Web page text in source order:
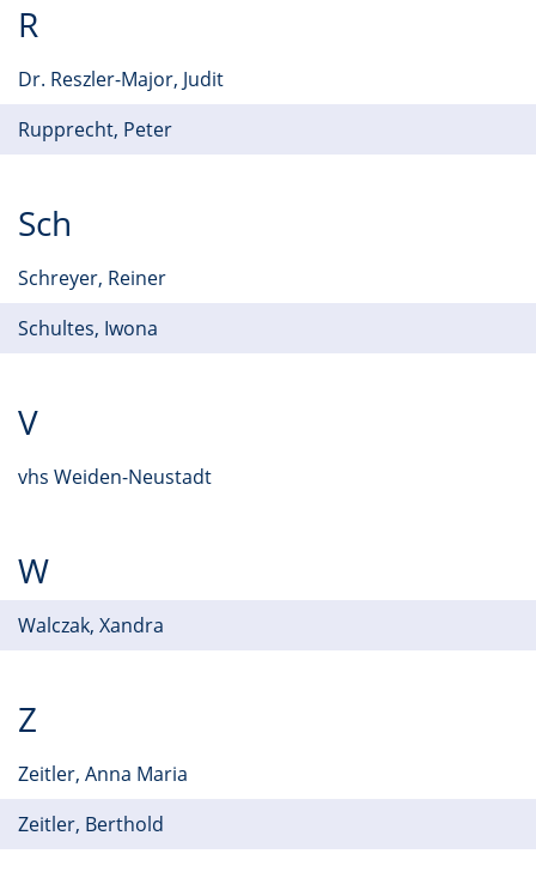
R
Dr. Reszler-Major, Judit
Rupprecht, Peter
Sch
Schreyer, Reiner
Schultes, Iwona
V
vhs Weiden-Neustadt
W
Walczak, Xandra
Z
Zeitler, Anna Maria
Zeitler, Berthold